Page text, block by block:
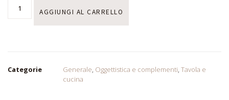
AGGIUNGI AL CARRELLO
Categorie Generale, Oggettistica e complementi, Tavola e
cucina